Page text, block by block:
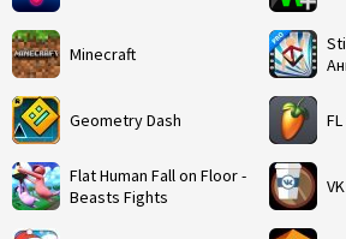
Minecraft
Geometry Dash
Flat Human Fall on Floor -
Beasts Fights